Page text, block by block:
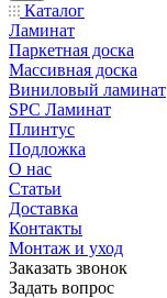
Каталог
Ламинат
Паркетная доска
Массивная доска
Виниловый ламинат
SPC Ламинат
Плинтус
Подложка
О нас
Статьи
Доставка
Контакты
Монтаж и уход
Заказать звонок
Задать вопрос